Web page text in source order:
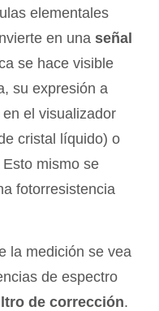
elementales
en una señal
se hace visible
su expresión a
el visualizador
cristal líquido) o
mismo se
fotorresistencia
la medición se vea
de espectro
de corrección.